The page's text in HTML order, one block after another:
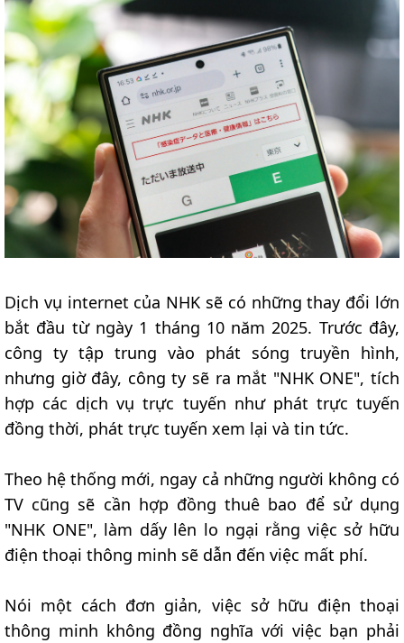
Dịch vụ internet của NHK sẽ có những thay đổi lớn
bắt đầu từ ngày 1 tháng 10 năm 2025. Trước đây,
công ty tập trung vào phát sóng truyền hình,
nhưng giờ đây, công ty sẽ ra mắt "NHK ONE", tích
hợp các dịch vụ trực tuyến như phát trực tuyến
đồng thời, phát trực tuyến xem lại và tin tức.
Theo hệ thống mới, ngay cả những người không có
TV cũng sẽ cần hợp đồng thuê bao để sử dụng
"NHK ONE", làm dấy lên lo ngại rằng việc sở hữu
điện thoại thông minh sẽ dẫn đến việc mất phí.
Nói một cách đơn giản, việc sở hữu điện thoại
thông minh không đồng nghĩa với việc bạn phải